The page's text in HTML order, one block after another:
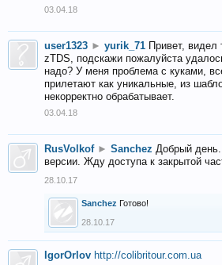
03.04.18
user1323 ► yurik_71 Привет, видел
zTDS, подскажи пожалуйста
надо? У меня проблема с куками,
прилетают как уникальные, из
некорректно обрабатывает.
03.04.18
RusVolkof ► Sanchez Добрый
версии. Жду доступа к закрытой
28.10.17
Sanchez Готово!
28.10.17
IgorOrlov http://colibritour.com.ua